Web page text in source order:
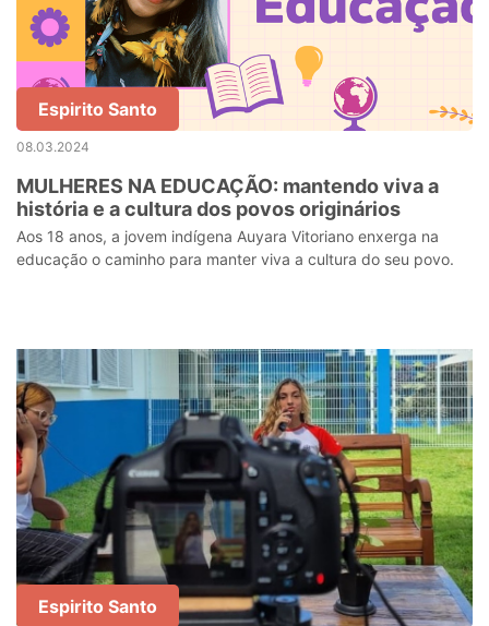
Espirito Santo
08.03.2024
MULHERES NA EDUCAÇÃO: mantendo viva a
história e a cultura dos povos originários
Aos 18 anos, a jovem indígena Auyara Vitoriano enxerga na
educação o caminho para manter viva a cultura do seu povo.
Espirito Santo